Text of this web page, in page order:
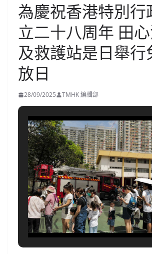
為慶祝香港特別行
立二十八周年 田
及救護站是日舉行
放日
28/09/2025 TMHK 編輯部